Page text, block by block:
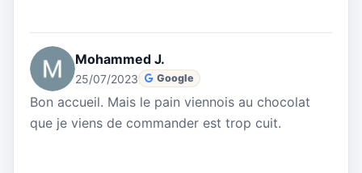
Mohammed J.
25/07/2023 Google
Bon accueil. Mais le pain viennois au chocolat
que je viens de commander est trop cuit.